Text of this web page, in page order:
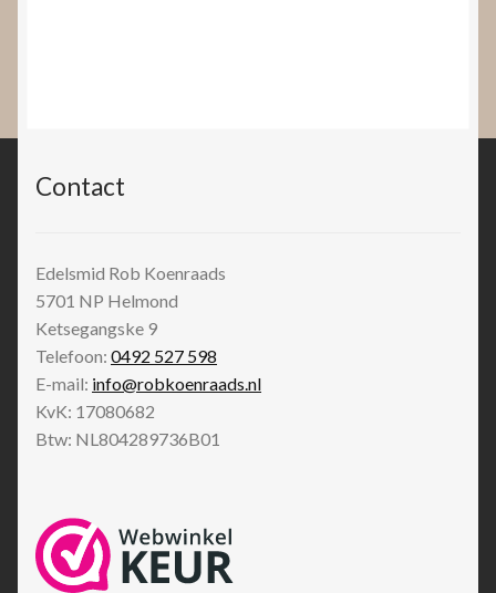
Contact
Edelsmid Rob Koenraads
5701 NP Helmond
Ketsegangske 9
Telefoon: 0492 527 598
E-mail: info@robkoenraads.nl
KvK: 17080682
Btw: NL804289736B01